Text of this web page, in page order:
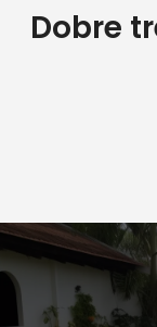
SkipDobre